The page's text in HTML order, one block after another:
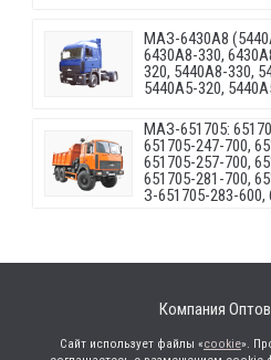
МАЗ-6430A8
6430A8-330,
320, 5440A8-330,
5440A5-320,
МАЗ-651705:
651705-247-700,
651705-257-700,
651705-281-700,
З-651705-283-600,
Компания
Сайт использует файлы «cookie».